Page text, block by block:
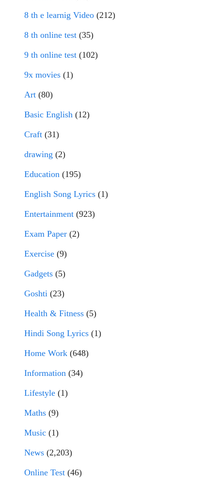
8 th e learnig Video (212)
8 th online test (35)
9 th online test (102)
9x movies (1)
Art (80)
Basic English (12)
Craft (31)
drawing (2)
Education (195)
English Song Lyrics (1)
Entertainment (923)
Exam Paper (2)
Exercise (9)
Gadgets (5)
Goshti (23)
Health & Fitness (5)
Hindi Song Lyrics (1)
Home Work (648)
Information (34)
Lifestyle (1)
Maths (9)
Music (1)
News (2,203)
Online Test (46)